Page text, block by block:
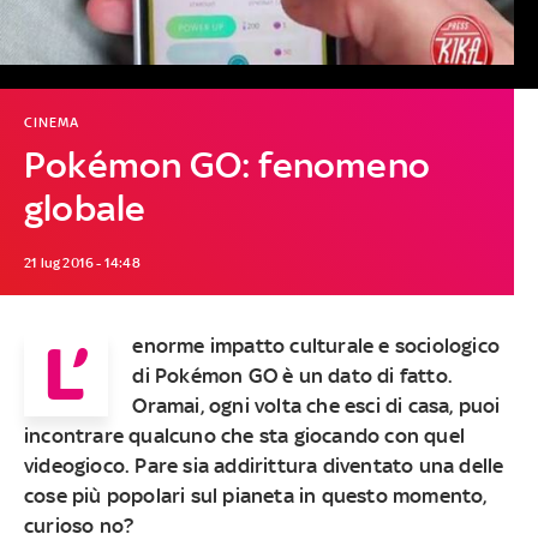
Pokémon GO: fenomeno
globale
CINEMA
21 lug 2016 - 14:48
L’ enorme impatto culturale e sociologico
di Pokémon GOè un dato di fatto.
Oramai, ogni volta che esci di casa, puoi
incontrare qualcuno che sta giocando con quel
videogioco. Pare sia addirittura diventato una delle
cose più popolari sul pianetain questo momento,
curioso no?